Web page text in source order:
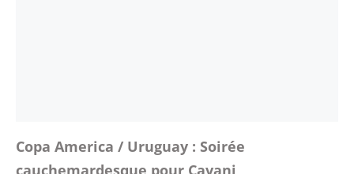
Copa America / Uruguay : Soirée
cauchemardesque pour Cavani